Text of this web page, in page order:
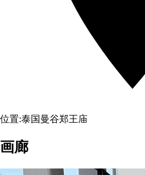
位置:泰国曼谷郑王庙
画廊